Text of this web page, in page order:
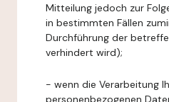
Mitteilung jedoch zur
in bestimmten Fällen
Durchführung der
verhindert wird);
- wenn die Verarbeitung
personenbezogenen